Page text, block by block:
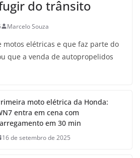
do trânsito
Marcelo Souza
motos elétricas e que faz parte do
que a venda de autopropelidos
moto elétrica da Honda:
entra em cena com
em 30 min
16 de setembro de 2025